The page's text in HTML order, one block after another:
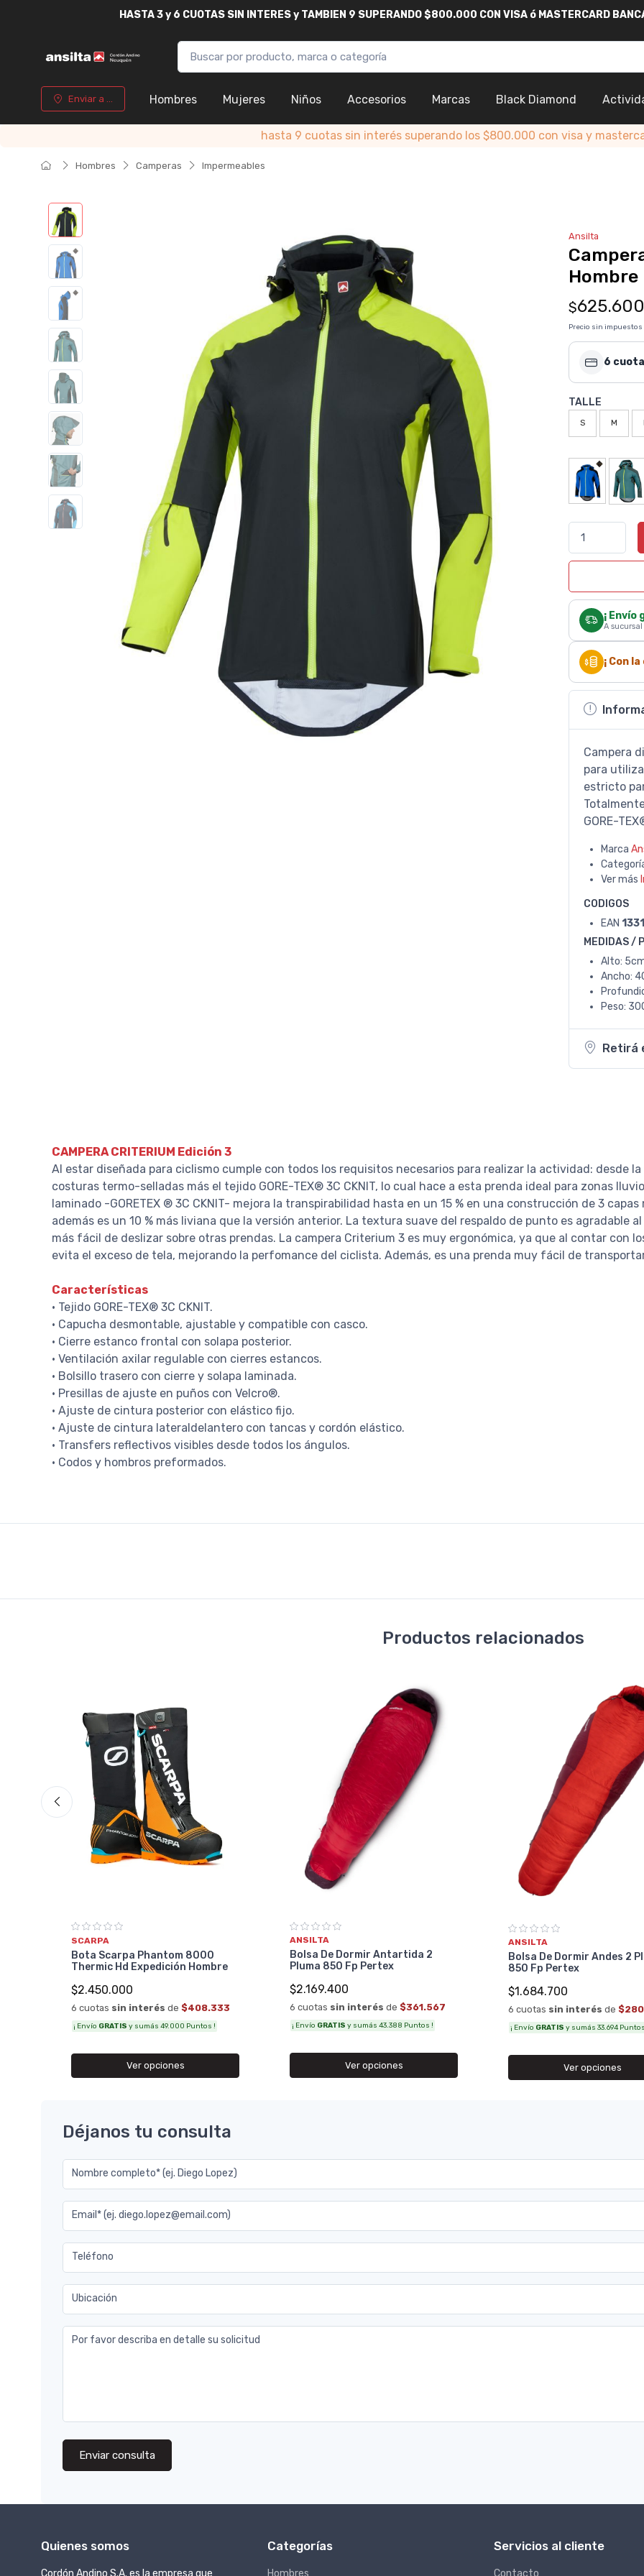
HASTA3 y 6 CUOTAS SIN INTERES y TAMBIEN 9 SUPERANDO $800.000 CON VISAó MASTERCARD
Enviar a ... Hombres Mujeres Niños Accesorios Marcas Black Diamond
hasta 9 cuotas sin interés superando los $800.000 con visa y
Hombres Camperas Impermeables
Ansilta
Hombre
$625.600
Precio sin
6
TALLE
S M
¡ Envío
A
¡ Con
Campera
para
estricto
GORE-
Marca
Ver más
CODIGOS
EAN
MEDIDAS /
Alto:
Ancho:
Peso:
Retirá
CAMPERA CRITERIUM Edición 3
Al estar diseñada para ciclismo cumple con todos los requisitos necesarios para realizar la actividad: desde
costuras termo-selladas más el tejido GORE-TEX® 3C CKNIT, lo cual hace a esta prenda ideal para zonas
laminado -GORETEX ® 3C CKNIT- mejora la transpirabilidad hasta en un 15 % en una construcción de 3
además es un 10 % más liviana que la versión anterior. La textura suave del respaldo de punto es agradable
más fácil de deslizar sobre otras prendas. La campera Criterium 3 es muy ergonómica, ya que al contar con
evita el exceso de tela, mejorando la perfomance del ciclista. Además, es una prenda muy fácil de
Características
• Tejido GORE-TEX® 3C CKNIT.
• Capucha desmontable, ajustable y compatible con casco.
• Cierre estanco frontal con solapa posterior.
• Ventilación axilar regulable con cierres estancos.
• Bolsillo trasero con cierre y solapa laminada.
• Presillas de ajuste en puños con Velcro®.
• Ajuste de cintura posterior con elástico fijo.
• Ajuste de cintura lateraldelantero con tancas y cordón elástico.
• Transfers reflectivos visibles desde todos los ángulos.
• Codos y hombros preformados.
Productos relacionados
SCARPA
Bota Scarpa Phantom 8000
Thermic Hd Expedición Hombre
$2.450.000
6 cuotas sin interés de $408.333
¡ Envío GRATIS y sumás 49.000 Puntos !
Ver opciones
ANSILTA
Bolsa De Dormir Antartida 2
Pluma 850 Fp Pertex
$2.169.400
6 cuotas sin interés de $361.567
¡ Envío GRATIS y sumás 43.388 Puntos !
Ver opciones
ANSILTA
Bolsa De Dormir Andes 2
850 Fp Pertex
$1.684.700
6 cuotas sin interés de
¡ Envío GRATIS y sumás 33.694
Ver opciones
Déjanos tu consulta
Nombre completo* (ej. Diego Lopez)
Email* (ej. diego.lopez@email.com)
Teléfono
Ubicación
Por favor describa en detalle su solicitud
Enviar consulta
Quienes somos
Cordón Andino S.A. es la empresa que
Categorías
Hombres
Servicios al cliente
Contacto